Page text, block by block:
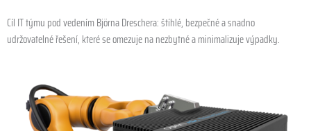
Cíl IT týmu pod vedením Björna Dreschera: štíhlé, bezpečné a snadno
udržovatelné řešení, které se omezuje na nezbytné a minimalizuje výpadky.